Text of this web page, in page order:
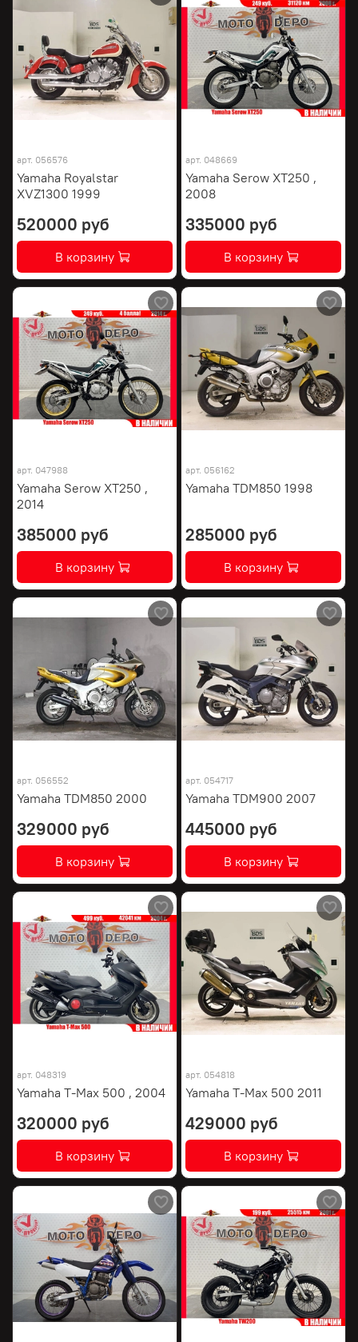
арт. 056576
Yamaha Royalstar
XVZ1300 1999
520000 руб
В корзину
арт. 048669
Yamaha Serow XT250 ,
2008
335000 руб
В корзину
арт. 047988
Yamaha Serow XT250 ,
2014
385000 руб
В корзину
арт. 056162
Yamaha TDM850 1998
285000 руб
В корзину
арт. 056552
Yamaha TDM850 2000
329000 руб
В корзину
арт. 054717
Yamaha TDM900 2007
445000 руб
В корзину
арт. 048319
Yamaha T-Max 500 , 2004
320000 руб
В корзину
арт. 054818
Yamaha T-Max 500 2011
429000 руб
В корзину